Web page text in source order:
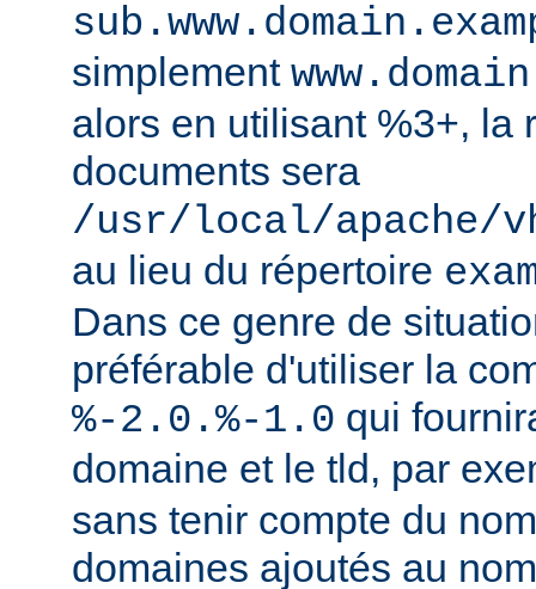
simplement
alors en utilisant %3+, la
documents sera
/usr/local/apache/
au lieu du répertoire
Dans ce genre de
préférable d'utiliser la
%-2.0.%-1.0 qui
domaine et le tld, par
sans tenir compte du
domaines ajoutés au